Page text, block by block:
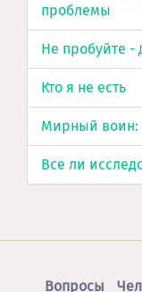
проблемы
Не пробуйте -
Кто я не есть
Мирный воин:
Все ли
Вопросы